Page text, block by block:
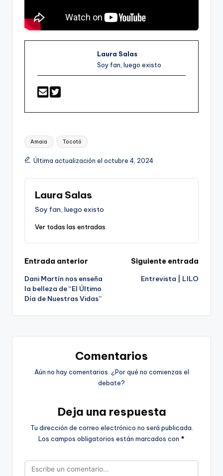
Laura Salas
Soy fan, luego existo
Etiquetas:
Amaia Tocotó
Última actualización el octubre 4, 2024
Laura Salas
Soy fan, luego existo
Ver todas las entradas
Navegación
de
entradas
Entrada anterior
Dani Martín nos enseña
la belleza de “El Último
Día de Nuestras Vidas”
Siguiente entrada
Entrevista | LILO
Comentarios
Aún no hay comentarios. ¿Por qué no comienzas el
debate?
Deja una respuesta
Tu dirección de correo electrónico no será publicada.
Los campos obligatorios están marcados con *